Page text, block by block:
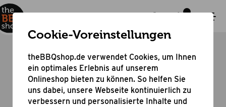
Bester Service für Beste Kunden
Wir bieten verschiedene Arten von Service an
Cookie-Voreinstellungen
theBBQshop.de verwendet Cookies, um Ihnen
ein optimales Erlebnis auf unserem
Onlineshop bieten zu können. So helfen Sie
uns dabei, unsere Webseite kontinuierlich zu
verbessern und personalisierte Inhalte und